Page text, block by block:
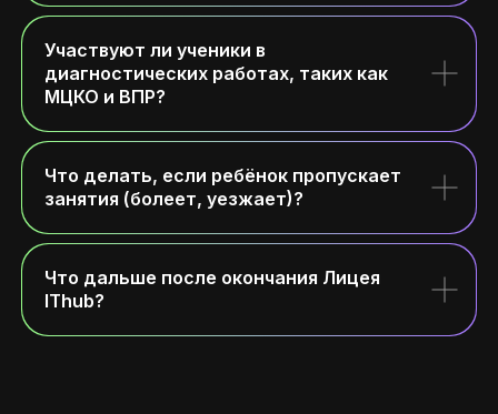
Участвуют ли ученики в
диагностических работах, таких как
МЦКО и ВПР?
Что делать, если ребёнок пропускает
занятия (болеет, уезжает)?
Что дальше после окончания Лицея
IThub?